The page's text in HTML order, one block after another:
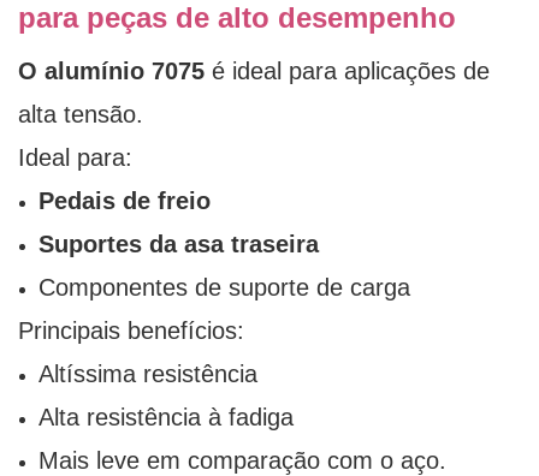
para peças de alto desempenho
O alumínio 7075 é ideal para aplicações de
alta tensão.
Ideal para:
Pedais de freio
Suportes da asa traseira
Componentes de suporte de carga
Principais benefícios:
Altíssima resistência
Alta resistência à fadiga
Mais leve em comparação com o aço.